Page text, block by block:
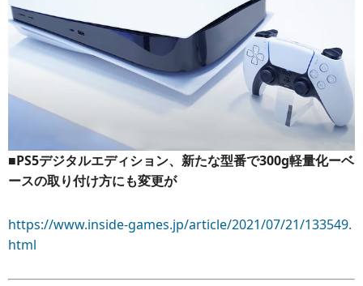
■PS5デジタルエディション、新たな型番で300g軽量化ーベ
ースの取り付け方にも変更が
https://www.inside-games.jp/article/2021/07/21/133549.
html